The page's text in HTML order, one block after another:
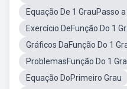
Equação De 1 GrauPasso
Exercício DeFunção Do 1
Gráficos DaFunção Do 1
ProblemasFunção Do 1
Equação DoPrimeiro Grau